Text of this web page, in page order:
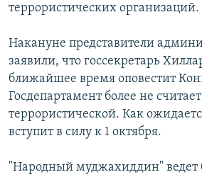
РАСПИСАНИЕ ВЕЩАНИЯ
ПОДПИШИТЕСЬ НА РАССЫЛКУ
СОЦИАЛЬНЫЕ СЕТИ
Все сайты РСЕ/РС
террористических организаций.
Накануне представители
заявили, что госсекретарь
ближайшее время оповестит
Госдепартамент более не
террористической. Как
вступит в силу к 1 октября.
"Народный муджахиддин" ведет